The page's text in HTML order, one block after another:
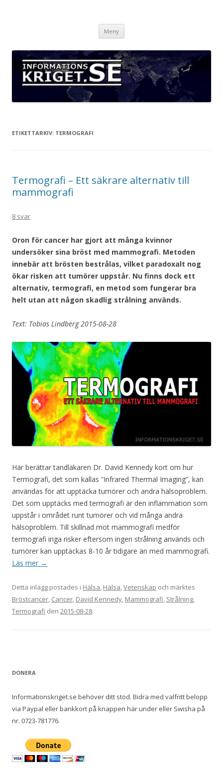
Meny
ETIKETTARKIV: TERMOGRAFI
Termografi – Ett säkrare alternativ till
mammografi
8 svar
Oron för cancer har gjort att många kvinnor
undersöker sina bröst med mammografi. Metoden
innebär att brösten bestrålas, vilket paradoxalt nog
ökar risken att tumörer uppstår. Nu finns dock ett
alternativ, termografi, en metod som fungerar bra
helt utan att någon skadlig strålning används.
Text: Tobias Lindberg 2015-08-28
Här berättar tandläkaren Dr. David Kennedy kort om hur
Termografi, det som kallas “Infrared Thermal Imaging”, kan
användas för att upptäcka tumörer och andra hälsoproblem.
Det som upptäcks med termografi är den inflammation som
uppstår i området runt tumörer och vid många andra
hälsoproblem. Till skillnad mot mammografi medför
termografi inga risker eftersom ingen strålning används och
tumörer kan upptäckas 8-10 år tidigare än med mammografi.
Läs mer →
Detta inlägg postades i Hälsa, Hälsa,Vetenskap och märktes
Bröstcancer, Cancer, David Kennedy, Mammografi, Strålning,
Termografi den 2015-08-28.
DONERA
Informationskriget.se behöver ditt stöd. Bidra med valfritt belopp
via Paypal eller bankkort på knappen här under eller Swisha på
nr. 0723-781776.